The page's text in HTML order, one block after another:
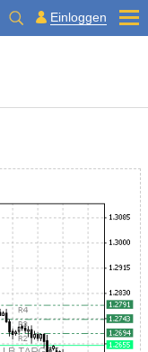
Einloggen